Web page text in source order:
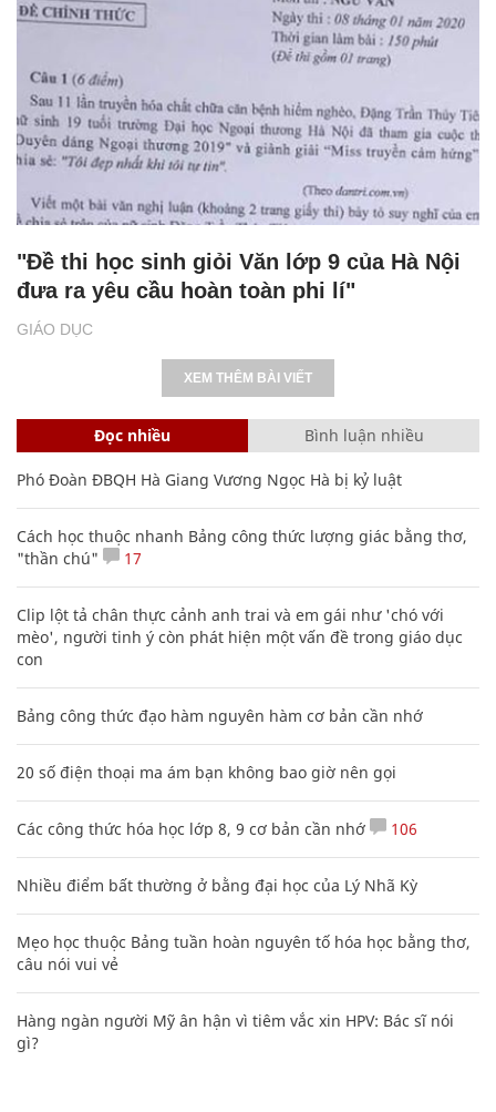
GIÁO DỤC
"Đề thi học sinh giỏi Văn lớp 9 của Hà Nội
đưa ra yêu cầu hoàn toàn phi lí"
XEM THÊM BÀI VIẾT
Đọc nhiều Bình luận nhiều
Phó Đoàn ĐBQH Hà Giang Vương Ngọc Hà bị kỷ luật
Cách học thuộc nhanh Bảng công thức lượng giác bằng thơ,
"thần chú"
17
Clip lột tả chân thực cảnh anh trai và em gái như 'chó với
mèo', người tinh ý còn phát hiện một vấn đề trong giáo dục
con
Bảng công thức đạo hàm nguyên hàm cơ bản cần nhớ
20 số điện thoại ma ám bạn không bao giờ nên gọi
Các công thức hóa học lớp 8, 9 cơ bản cần nhớ 106
Nhiều điểm bất thường ở bằng đại học của Lý Nhã Kỳ
Mẹo học thuộc Bảng tuần hoàn nguyên tố hóa học bằng thơ,
câu nói vui vẻ
Hàng ngàn người Mỹ ân hận vì tiêm vắc xin HPV: Bác sĩ nói
gì?